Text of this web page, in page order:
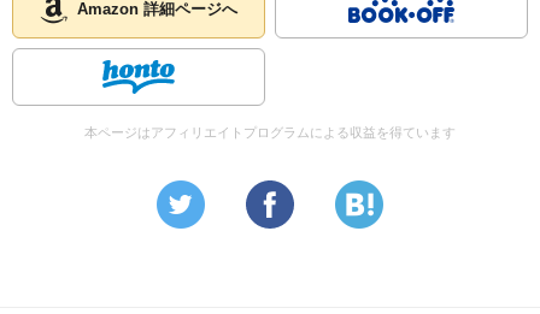
Amazon 詳細ページへ
本ページはアフィリエイトプログラムによる収益を得ています